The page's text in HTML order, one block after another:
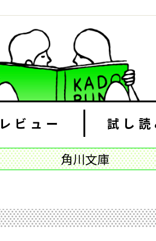
レビュー 試し読
角川文庫